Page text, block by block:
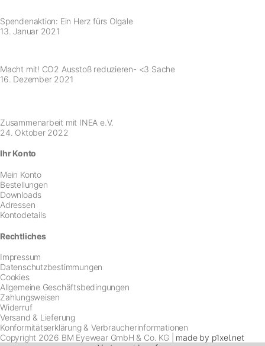
Spendenaktion: Ein Herz fürs Olgale
13. Januar 2021
Macht mit! CO2 Ausstoß reduzieren- <3 Sache
16. Dezember 2021
Zusammenarbeit mit INEA e.V.
24. Oktober 2022
Ihr Konto
Mein Konto
Bestellungen
Downloads
Adressen
Kontodetails
Rechtliches
Impressum
Datenschutzbestimmungen
Cookies
Allgemeine Geschäftsbedingungen
Zahlungsweisen
Widerruf
Versand & Lieferung
Konformitätserklärung & Verbraucherinformationen
Copyright 2026 BM Eyewear GmbH & Co. KG | made by p1xel.net